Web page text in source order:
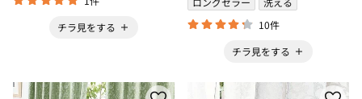
チラ見をする
10件
チラ見をする